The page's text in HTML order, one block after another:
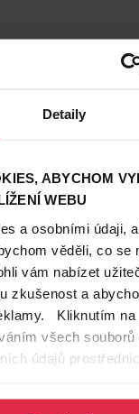
Detaily
ABYCHOM
WEBU
a osobními údaji,
věděli, co se
vám nabízet
zkušenost a
Kliknutím na
všech
údajů
Kč